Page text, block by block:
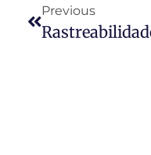
Previous